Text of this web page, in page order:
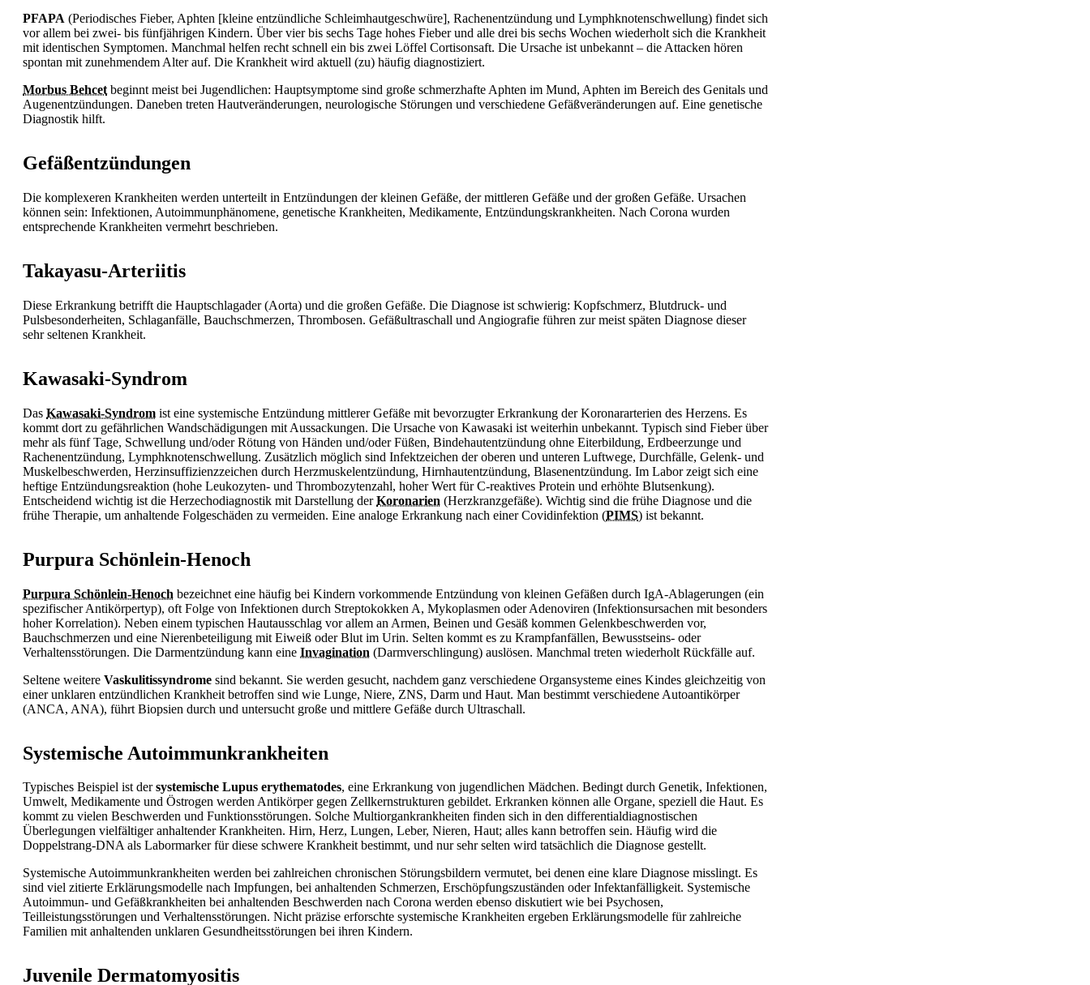
PFAPA (Periodisches Fieber, Aphten [kleine entzündliche Schleimhautgeschwüre], Rachenentzündung und Lymphknotenschwellung) findet sich
vor allem bei zwei- bis fünfjährigen Kindern. Über vier bis sechs Tage hohes Fieber und alle drei bis sechs Wochen wiederholt sich die Krankheit
mit identischen Symptomen. Manchmal helfen recht schnell ein bis zwei Löffel Cortisonsaft. Die Ursache ist unbekannt – die Attacken hören
spontan mit zunehmendem Alter auf. Die Krankheit wird aktuell (zu) häufig diagnostiziert.
Morbus Behcet beginnt meist bei Jugendlichen: Hauptsymptome sind große schmerzhafte Aphten im Mund, Aphten im Bereich des Genitals und
Augenentzündungen. Daneben treten Hautveränderungen, neurologische Störungen und verschiedene Gefäßveränderungen auf. Eine genetische
Diagnostik hilft.
Gefäßentzündungen
Die komplexeren Krankheiten werden unterteilt in Entzündungen der kleinen Gefäße, der mittleren Gefäße und der großen Gefäße. Ursachen
können sein: Infektionen, Autoimmunphänomene, genetische Krankheiten, Medikamente, Entzündungskrankheiten. Nach Corona wurden
entsprechende Krankheiten vermehrt beschrieben.
Takayasu-Arteriitis
Diese Erkrankung betrifft die Hauptschlagader (Aorta) und die großen Gefäße. Die Diagnose ist schwierig: Kopfschmerz, Blutdruck- und
Pulsbesonderheiten, Schlaganfälle, Bauchschmerzen, Thrombosen. Gefäßultraschall und Angiografie führen zur meist späten Diagnose dieser
sehr seltenen Krankheit.
Kawasaki-Syndrom
Das Kawasaki-Syndrom ist eine systemische Entzündung mittlerer Gefäße mit bevorzugter Erkrankung der Koronararterien des Herzens. Es
kommt dort zu gefährlichen Wandschädigungen mit Aussackungen. Die Ursache von Kawasaki ist weiterhin unbekannt. Typisch sind Fieber über
mehr als fünf Tage, Schwellung und/oder Rötung von Händen und/oder Füßen, Bindehautentzündung ohne Eiterbildung, Erdbeerzunge und
Rachenentzündung, Lymphknotenschwellung. Zusätzlich möglich sind Infektzeichen der oberen und unteren Luftwege, Durchfälle, Gelenk- und
Muskelbeschwerden, Herzinsuffizienzzeichen durch Herzmuskelentzündung, Hirnhautentzündung, Blasenentzündung. Im Labor zeigt sich eine
heftige Entzündungsreaktion (hohe Leukozyten- und Thrombozytenzahl, hoher Wert für C-reaktives Protein und erhöhte Blutsenkung).
Entscheidend wichtig ist die Herzechodiagnostik mit Darstellung derKoronarien (Herzkranzgefäße). Wichtig sind die frühe Diagnose und die
frühe Therapie, um anhaltende Folgeschäden zu vermeiden. Eine analoge Erkrankung nach einer Covidinfektion (PIMS) ist bekannt.
Purpura Schönlein-Henoch
Purpura Schönlein-Henoch bezeichnet eine häufig bei Kindern vorkommende Entzündung von kleinen Gefäßen durch IgA-Ablagerungen (ein
spezifischer Antikörpertyp), oft Folge von Infektionen durch Streptokokken A, Mykoplasmen oderAdenoviren (Infektionsursachen mit besonders
hoher Korrelation). Neben einem typischen Hautausschlag vor allem an Armen, Beinen und Gesäß kommen Gelenkbeschwerden vor,
Bauchschmerzen und eine Nierenbeteiligung mit Eiweiß oderBlut im Urin. Selten kommt es zu Krampfanfällen, Bewusstseins- oder
Verhaltensstörungen. Die Darmentzündung kann eine Invagination (Darmverschlingung) auslösen. Manchmal treten wiederholt Rückfälle auf.
Seltene weitere Vaskulitissyndrome sind bekannt. Sie werden gesucht, nachdem ganz verschiedene Organsysteme eines Kindes gleichzeitig von
einer unklaren entzündlichen Krankheit betroffen sind wie Lunge, Niere, ZNS, Darm und Haut. Man bestimmt verschiedene Autoantikörper
(ANCA, ANA), führt Biopsien durch und untersucht große und mittlere Gefäße durch Ultraschall.
Systemische Autoimmunkrankheiten
Typisches Beispiel ist dersystemische Lupus erythematodes, eine Erkrankung von jugendlichen Mädchen. Bedingt durch Genetik, Infektionen,
Umwelt, Medikamente und Östrogen werden Antikörper gegen Zellkernstrukturen gebildet. Erkranken können alle Organe, speziell die Haut. Es
kommt zu vielen Beschwerden und Funktionsstörungen. Solche Multiorgankrankheiten finden sich in den differentialdiagnostischen
Überlegungen vielfältiger anhaltender Krankheiten. Hirn, Herz, Lungen, Leber, Nieren, Haut; alles kann betroffen sein. Häufig wird die
Doppelstrang-DNA als Labormarker für diese schwere Krankheit bestimmt, und nur sehr selten wird tatsächlich die Diagnose gestellt.
Systemische Autoimmunkrankheiten werden bei zahlreichen chronischen Störungsbildern vermutet, bei denen eine klare Diagnose misslingt. Es
sind viel zitierte Erklärungsmodelle nach Impfungen, bei anhaltenden Schmerzen, Erschöpfungszuständen oder Infektanfälligkeit. Systemische
Autoimmun- und Gefäßkrankheiten bei anhaltenden Beschwerden nach Corona werden ebenso diskutiert wie bei Psychosen,
Teilleistungsstörungen und Verhaltensstörungen. Nicht präzise erforschte systemische Krankheiten ergeben Erklärungsmodelle für zahlreiche
Familien mit anhaltenden unklaren Gesundheitsstörungen bei ihren Kindern.
Juvenile Dermatomyositis